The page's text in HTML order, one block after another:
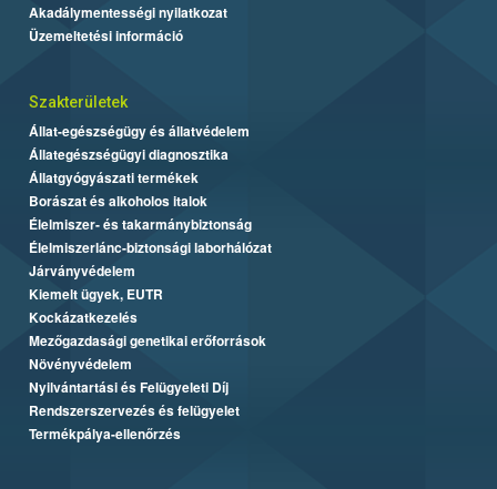
Akadálymentességi nyilatkozat
Üzemeltetési információ
Szakterületek
Állat-egészségügy és állatvédelem
Állategészségügyi diagnosztika
Állatgyógyászati termékek
Borászat és alkoholos italok
Élelmiszer- és takarmánybiztonság
Élelmiszerlánc-biztonsági laborhálózat
Járványvédelem
Kiemelt ügyek, EUTR
Kockázatkezelés
Mezőgazdasági genetikai erőforrások
Növényvédelem
Nyilvántartási és Felügyeleti Díj
Rendszerszervezés és felügyelet
Termékpálya-ellenőrzés